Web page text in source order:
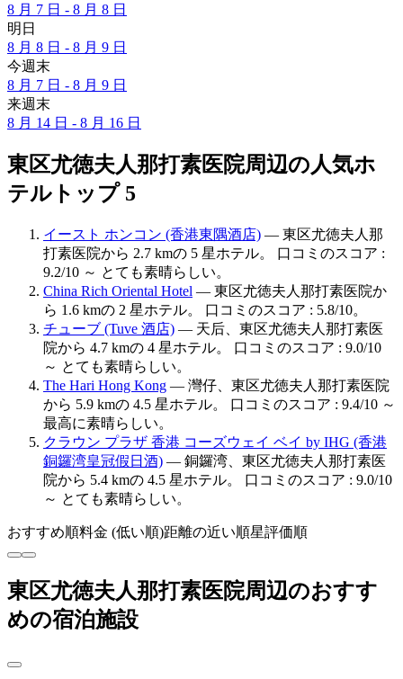
8 月 7 日 - 8 月 8 日
明日
8 月 8 日 - 8 月 9 日
今週末
8 月 7 日 - 8 月 9 日
来週末
8 月 14 日 - 8 月 16 日
東区尤徳夫人那打素医院周辺の人気ホ
テルトップ 5
イースト ホンコン (香港東隅酒店) — 東区尤徳夫人那
打素医院から 2.7 kmの 5 星ホテル。 口コミのスコア :
9.2/10 ～ とても素晴らしい。
China Rich Oriental Hotel — 東区尤徳夫人那打素医院か
ら 1.6 kmの 2 星ホテル。 口コミのスコア : 5.8/10。
チューブ (Tuve 酒店) — 天后、東区尤徳夫人那打素医
院から 4.7 kmの 4 星ホテル。 口コミのスコア : 9.0/10
～ とても素晴らしい。
The Hari Hong Kong — 灣仔、東区尤徳夫人那打素医院
から 5.9 kmの 4.5 星ホテル。 口コミのスコア : 9.4/10 ～
最高に素晴らしい。
クラウン プラザ 香港 コーズウェイ ベイ by IHG (香港
銅鑼湾皇冠假日酒) — 銅鑼湾、東区尤徳夫人那打素医
院から 5.4 kmの 4.5 星ホテル。 口コミのスコア : 9.0/10
～ とても素晴らしい。
おすすめ順料金 (低い順)距離の近い順星評価順
東区尤徳夫人那打素医院周辺のおすす
めの宿泊施設